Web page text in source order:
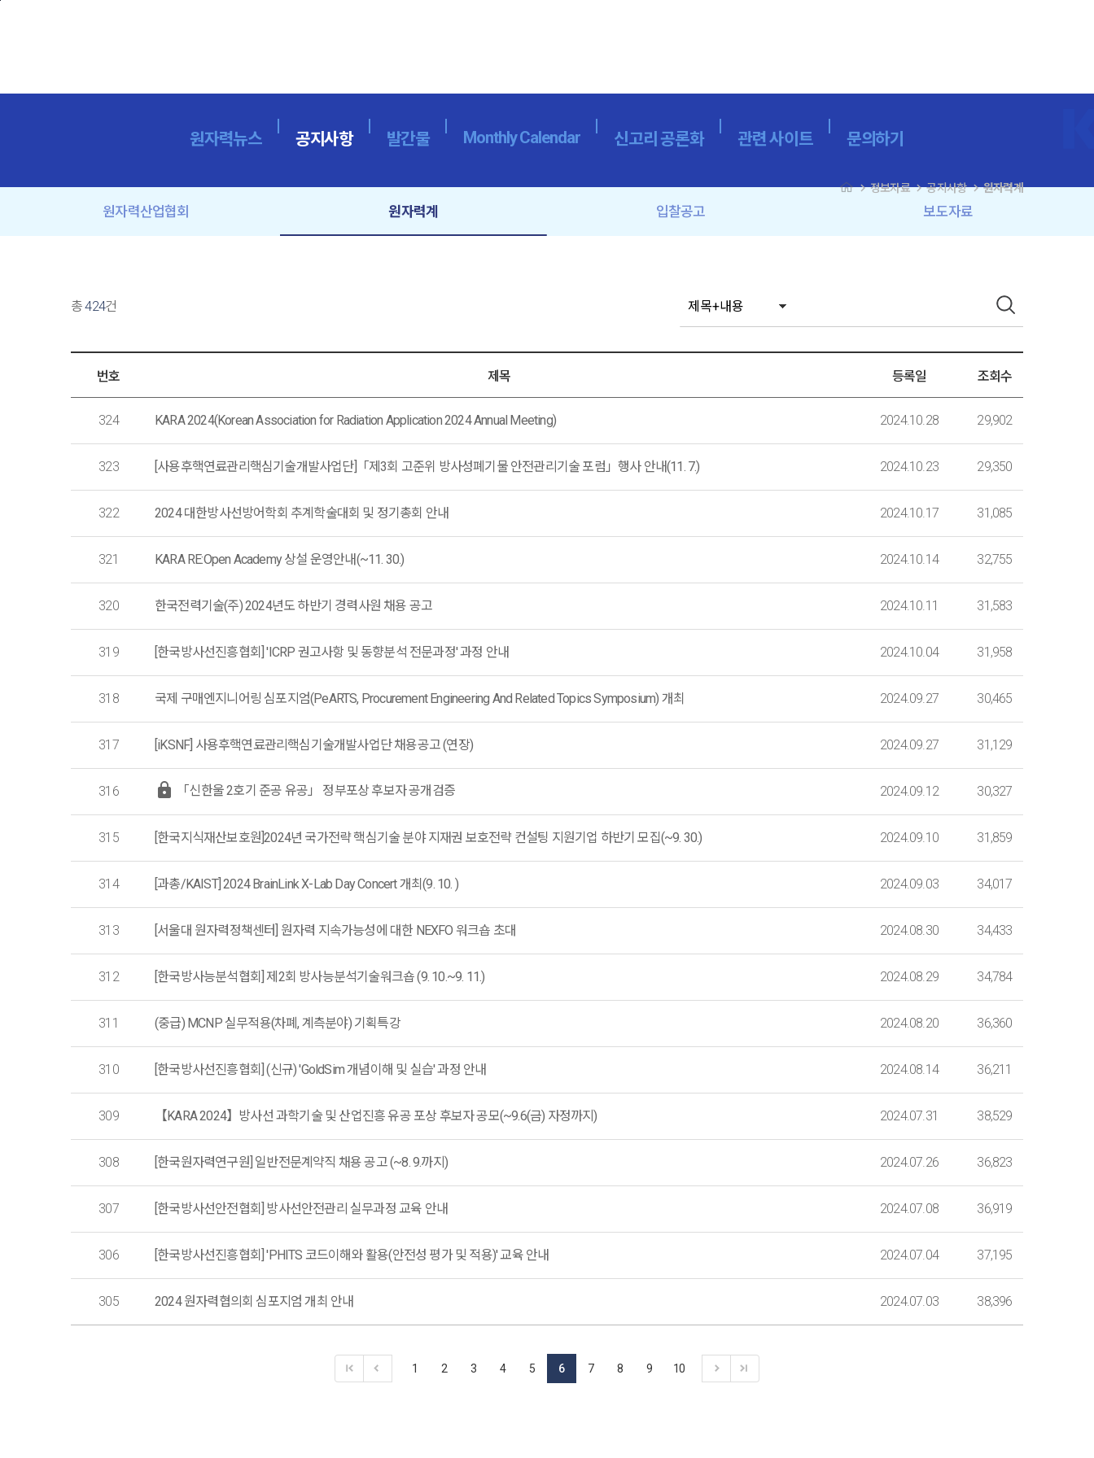
원자력뉴스 공지사항 발간물 Monthly Calendar 신고리 공론화 관련 사이트 문의하기
원자력산업협회 원자력계 입찰공고 보도자료
navigate_next정보자료navigate_next공지사항navigate_next원자력계
총424건
번호 제목 등록일 조회수
324 KARA 2024(Korean Association for Radiation Application 2024 Annual Meeting) 2024.10.28 29,902
323 [사용후핵연료관리핵심기술개발사업단]「제3회 고준위 방사성폐기물 안전관리기술 포럼」행사 안내(11. 7.) 2024.10.23 29,350
322 2024 대한방사선방어학회 추계학술대회 및 정기총회 안내 2024.10.17 31,085
321 KARA RE:Open Academy 상설 운영안내(~11. 30.) 2024.10.14 32,755
320 한국전력기술(주) 2024년도 하반기 경력사원 채용 공고 2024.10.11 31,583
319 [한국방사선진흥협회] 'ICRP 권고사항 및 동향분석 전문과정' 과정 안내 2024.10.04 31,958
318 국제 구매엔지니어링 심포지엄(PeARTS, Procurement Engineering And Related Topics Symposium) 개최 2024.09.27 30,465
317 [iKSNF] 사용후핵연료관리핵심기술개발사업단 채용공고 (연장) 2024.09.27 31,129
316 lock 「신한울 2호기 준공 유공」 정부포상 후보자 공개검증 2024.09.12 30,327
315 [한국지식재산보호원]2024년 국가전략 핵심기술 분야 지재권 보호전략 컨설팅 지원기업 하반기 모집(~9. 30.) 2024.09.10 31,859
314 [과총/KAIST] 2024 BrainLink X-Lab Day Concert 개최(9. 10. ) 2024.09.03 34,017
313 [서울대 원자력정책센터] 원자력 지속가능성에 대한 NEXFO 워크숍 초대 2024.08.30 34,433
312 [한국방사능분석협회] 제2회 방사능분석기술워크숍 (9. 10.~9. 11.) 2024.08.29 34,784
311 (중급) MCNP 실무적용(차폐, 계측분야) 기획특강 2024.08.20 36,360
310 [한국방사선진흥협회] (신규) 'GoldSim 개념이해 및 실습' 과정 안내 2024.08.14 36,211
309 【KARA 2024】방사선 과학기술 및 산업진흥 유공 포상 후보자 공모(~9.6(금) 자정까지) 2024.07.31 38,529
308 [한국원자력연구원] 일반전문계약직 채용 공고 (~8. 9.까지) 2024.07.26 36,823
307 [한국방사선안전협회] 방사선안전관리 실무과정 교육 안내 2024.07.08 36,919
306 [한국방사선진흥협회] 'PHITS 코드이해와 활용(안전성 평가 및 적용)' 교육 안내 2024.07.04 37,195
305 2024 원자력협의회 심포지엄 개최 안내 2024.07.03 38,396
1 2 3 4 5 6 7 8 9 10